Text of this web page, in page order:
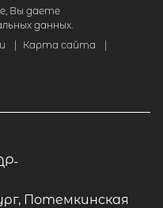
Вы даете
данных.
Карта сайта
Потемкинская